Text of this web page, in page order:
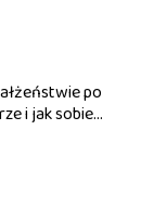
po
i jak sobie